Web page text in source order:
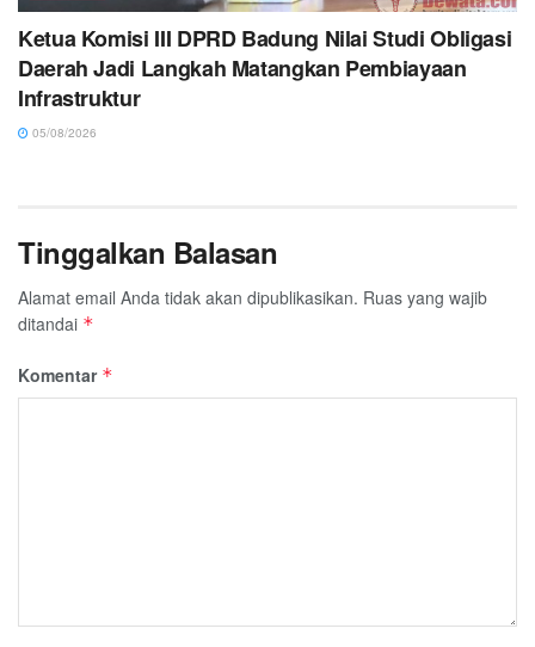
Ketua Komisi III DPRD Badung Nilai Studi Obligasi
Daerah Jadi Langkah Matangkan Pembiayaan
Infrastruktur
05/08/2026
Tinggalkan Balasan
Alamat email Anda tidak akan dipublikasikan. Ruas yang wajib
ditandai *
Komentar *